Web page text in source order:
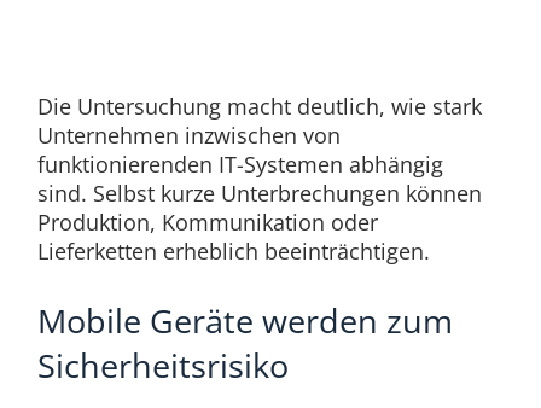
Die Untersuchung macht deutlich, wie stark
Unternehmen inzwischen von
funktionierenden IT-Systemen abhängig
sind. Selbst kurze Unterbrechungen können
Produktion, Kommunikation oder
Lieferketten erheblich beeinträchtigen.
Mobile Geräte werden zum
Sicherheitsrisiko